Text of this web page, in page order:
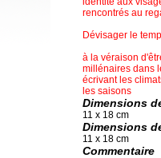
rencontrés au
Dévisager le
à la véraison
millénaires dans
écrivant les
les saisons
Dimensions
11 x 18 cm
Dimensions
11 x 18 cm
Commentaire